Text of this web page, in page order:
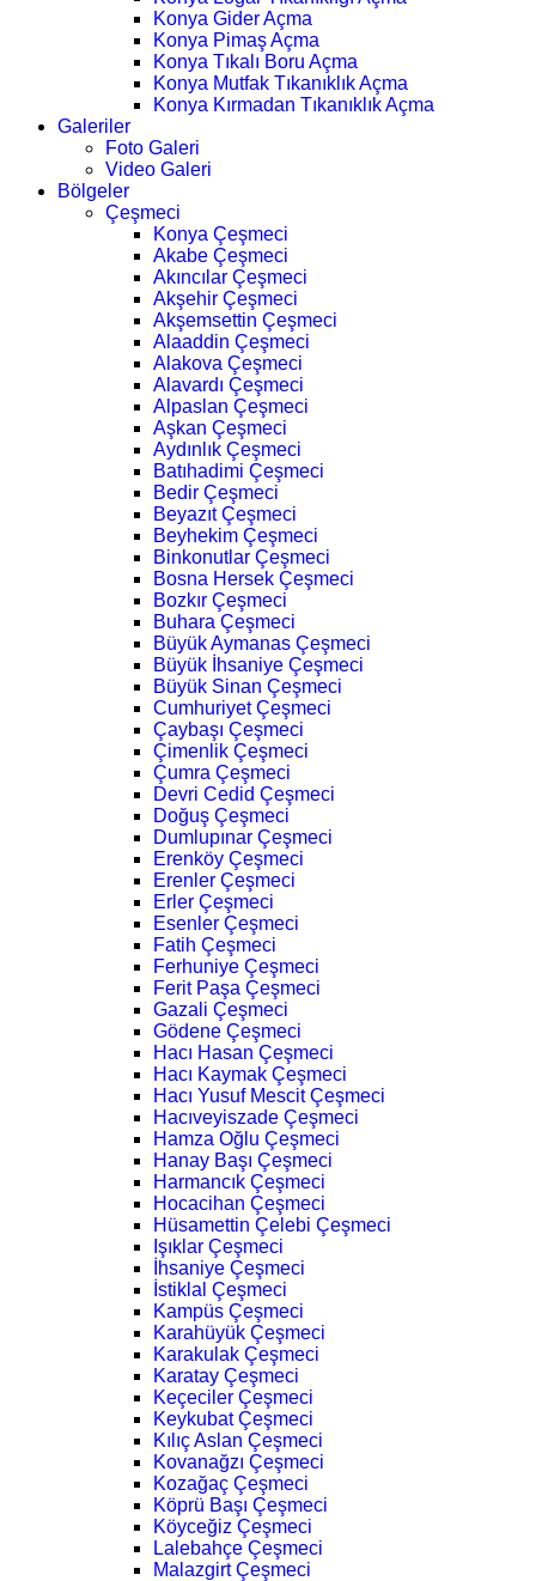
Konya Gider Açma
Konya Pimaş Açma
Konya Tıkalı Boru Açma
Konya Mutfak Tıkanıklık Açma
Konya Kırmadan Tıkanıklık Açma
Galeriler
Foto Galeri
Video Galeri
Bölgeler
Çeşmeci
Konya Çeşmeci
Akabe Çeşmeci
Akıncılar Çeşmeci
Akşehir Çeşmeci
Akşemsettin Çeşmeci
Alaaddin Çeşmeci
Alakova Çeşmeci
Alavardı Çeşmeci
Alpaslan Çeşmeci
Aşkan Çeşmeci
Aydınlık Çeşmeci
Batıhadimi Çeşmeci
Bedir Çeşmeci
Beyazıt Çeşmeci
Beyhekim Çeşmeci
Binkonutlar Çeşmeci
Bosna Hersek Çeşmeci
Bozkır Çeşmeci
Buhara Çeşmeci
Büyük Aymanas Çeşmeci
Büyük İhsaniye Çeşmeci
Büyük Sinan Çeşmeci
Cumhuriyet Çeşmeci
Çaybaşı Çeşmeci
Çimenlik Çeşmeci
Çumra Çeşmeci
Devri Cedid Çeşmeci
Doğuş Çeşmeci
Dumlupınar Çeşmeci
Erenköy Çeşmeci
Erenler Çeşmeci
Erler Çeşmeci
Esenler Çeşmeci
Fatih Çeşmeci
Ferhuniye Çeşmeci
Ferit Paşa Çeşmeci
Gazali Çeşmeci
Gödene Çeşmeci
Hacı Hasan Çeşmeci
Hacı Kaymak Çeşmeci
Hacı Yusuf Mescit Çeşmeci
Hacıveyiszade Çeşmeci
Hamza Oğlu Çeşmeci
Hanay Başı Çeşmeci
Harmancık Çeşmeci
Hocacihan Çeşmeci
Hüsamettin Çelebi Çeşmeci
Işıklar Çeşmeci
İhsaniye Çeşmeci
İstiklal Çeşmeci
Kampüs Çeşmeci
Karahüyük Çeşmeci
Karakulak Çeşmeci
Karatay Çeşmeci
Keçeciler Çeşmeci
Keykubat Çeşmeci
Kılıç Aslan Çeşmeci
Kovanağzı Çeşmeci
Kozağaç Çeşmeci
Köprü Başı Çeşmeci
Köyceğiz Çeşmeci
Lalebahçe Çeşmeci
Malazgirt Çeşmeci